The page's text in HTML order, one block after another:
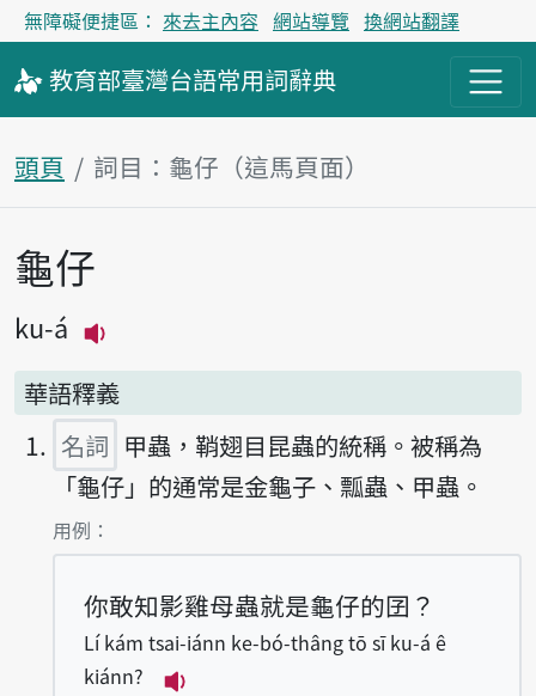
無障礙便捷區： 來去主內容 網站導覽 換網站翻譯
教育部臺灣台語常用詞辭典
頭頁 詞目：龜仔（這馬頁面）
主內容區
龜仔
ku-á
華語釋義
名詞 甲蟲，鞘翅目昆蟲的統稱。被稱為
「龜仔」的通常是金龜子、瓢蟲、甲蟲。
第1項釋義的
用例：
你敢知影雞母蟲就是龜仔的囝？
Lí kám tsai-iánn ke-bó-thâng tō sī ku-á ê
kiánn?